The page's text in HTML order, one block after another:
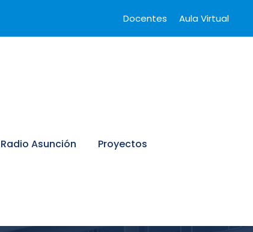
Docentes Aula Virtual
Radio Asunción Proyectos